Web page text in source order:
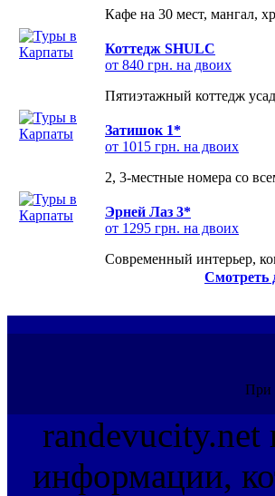
Кафе на 30 мест, мангал,
Коттедж SHULC
от 840 грн. на двоих
Пятиэтажный коттедж
Затишок 1*
от 1015 грн. на двоих
2, 3-местные номера со
Эрней Лаз 3*
от 1295 грн. на двоих
Современный интерьер,
Смотреть
При
randevucity.net
информации,